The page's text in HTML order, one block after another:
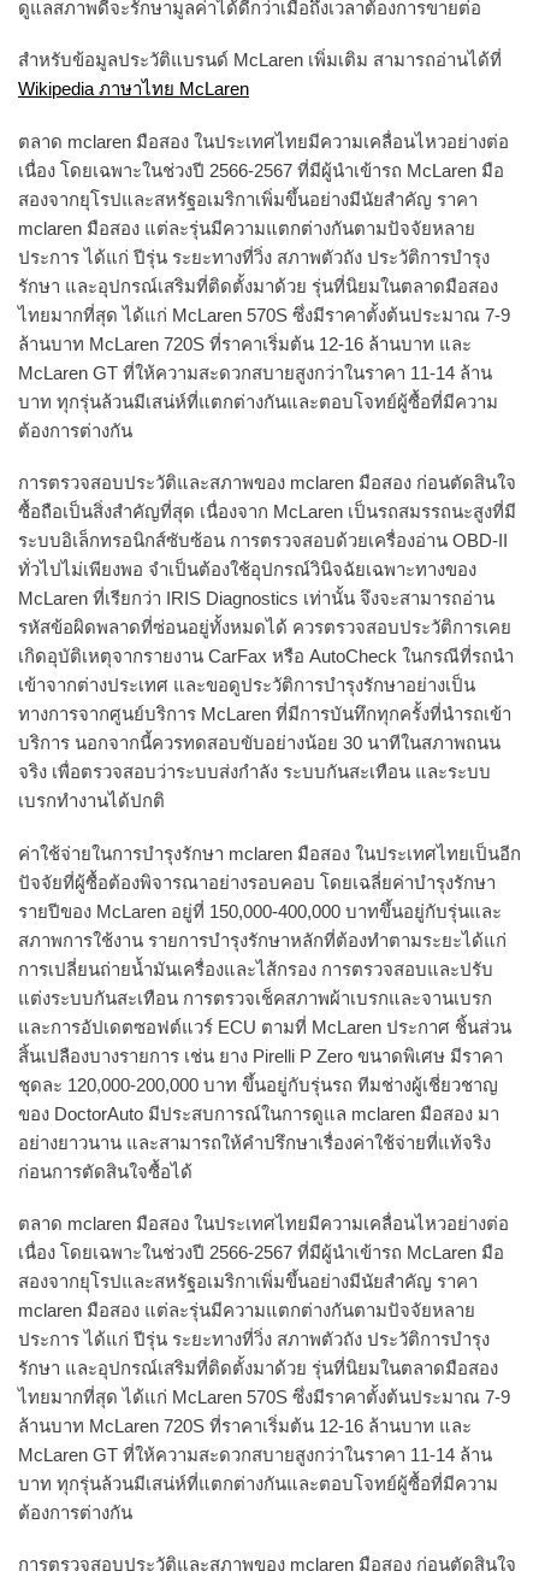
ดูแลสภาพดีจะรักษามูลค่าได้ดีกว่าเมื่อถึงเวลาต้องการขายต่อ
สำหรับข้อมูลประวัติแบรนด์ McLaren เพิ่มเติม สามารถอ่านได้ที่
Wikipedia ภาษาไทย McLaren
ตลาด mclaren มือสอง ในประเทศไทยมีความเคลื่อนไหวอย่างต่อ
เนื่อง โดยเฉพาะในช่วงปี 2566-2567 ที่มีผู้นำเข้ารถ McLaren มือ
สองจากยุโรปและสหรัฐอเมริกาเพิ่มขึ้นอย่างมีนัยสำคัญ ราคา
mclaren มือสอง แต่ละรุ่นมีความแตกต่างกันตามปัจจัยหลาย
ประการ ได้แก่ ปีรุ่น ระยะทางที่วิ่ง สภาพตัวถัง ประวัติการบำรุง
รักษา และอุปกรณ์เสริมที่ติดตั้งมาด้วย รุ่นที่นิยมในตลาดมือสอง
ไทยมากที่สุด ได้แก่ McLaren 570S ซึ่งมีราคาตั้งต้นประมาณ 7-9
ล้านบาท McLaren 720S ที่ราคาเริ่มต้น 12-16 ล้านบาท และ
McLaren GT ที่ให้ความสะดวกสบายสูงกว่าในราคา 11-14 ล้าน
บาท ทุกรุ่นล้วนมีเสน่ห์ที่แตกต่างกันและตอบโจทย์ผู้ซื้อที่มีความ
ต้องการต่างกัน
การตรวจสอบประวัติและสภาพของ mclaren มือสอง ก่อนตัดสินใจ
ซื้อถือเป็นสิ่งสำคัญที่สุด เนื่องจาก McLaren เป็นรถสมรรถนะสูงที่มี
ระบบอิเล็กทรอนิกส์ซับซ้อน การตรวจสอบด้วยเครื่องอ่าน OBD-II
ทั่วไปไม่เพียงพอ จำเป็นต้องใช้อุปกรณ์วินิจฉัยเฉพาะทางของ
McLaren ที่เรียกว่า IRIS Diagnostics เท่านั้น จึงจะสามารถอ่าน
รหัสข้อผิดพลาดที่ซ่อนอยู่ทั้งหมดได้ ควรตรวจสอบประวัติการเคย
เกิดอุบัติเหตุจากรายงาน CarFax หรือ AutoCheck ในกรณีที่รถนำ
เข้าจากต่างประเทศ และขอดูประวัติการบำรุงรักษาอย่างเป็น
ทางการจากศูนย์บริการ McLaren ที่มีการบันทึกทุกครั้งที่นำรถเข้า
บริการ นอกจากนี้ควรทดสอบขับอย่างน้อย 30 นาทีในสภาพถนน
จริง เพื่อตรวจสอบว่าระบบส่งกำลัง ระบบกันสะเทือน และระบบ
เบรกทำงานได้ปกติ
ค่าใช้จ่ายในการบำรุงรักษา mclaren มือสอง ในประเทศไทยเป็นอีก
ปัจจัยที่ผู้ซื้อต้องพิจารณาอย่างรอบคอบ โดยเฉลี่ยค่าบำรุงรักษา
รายปีของ McLaren อยู่ที่ 150,000-400,000 บาทขึ้นอยู่กับรุ่นและ
สภาพการใช้งาน รายการบำรุงรักษาหลักที่ต้องทำตามระยะได้แก่
การเปลี่ยนถ่ายน้ำมันเครื่องและไส้กรอง การตรวจสอบและปรับ
แต่งระบบกันสะเทือน การตรวจเช็คสภาพผ้าเบรกและจานเบรก
และการอัปเดตซอฟต์แวร์ ECU ตามที่ McLaren ประกาศ ชิ้นส่วน
สิ้นเปลืองบางรายการ เช่น ยาง Pirelli P Zero ขนาดพิเศษ มีราคา
ชุดละ 120,000-200,000 บาท ขึ้นอยู่กับรุ่นรถ ทีมช่างผู้เชี่ยวชาญ
ของ DoctorAuto มีประสบการณ์ในการดูแล mclaren มือสอง มา
อย่างยาวนาน และสามารถให้คำปรึกษาเรื่องค่าใช้จ่ายที่แท้จริง
ก่อนการตัดสินใจซื้อได้
ตลาด mclaren มือสอง ในประเทศไทยมีความเคลื่อนไหวอย่างต่อ
เนื่อง โดยเฉพาะในช่วงปี 2566-2567 ที่มีผู้นำเข้ารถ McLaren มือ
สองจากยุโรปและสหรัฐอเมริกาเพิ่มขึ้นอย่างมีนัยสำคัญ ราคา
mclaren มือสอง แต่ละรุ่นมีความแตกต่างกันตามปัจจัยหลาย
ประการ ได้แก่ ปีรุ่น ระยะทางที่วิ่ง สภาพตัวถัง ประวัติการบำรุง
รักษา และอุปกรณ์เสริมที่ติดตั้งมาด้วย รุ่นที่นิยมในตลาดมือสอง
ไทยมากที่สุด ได้แก่ McLaren 570S ซึ่งมีราคาตั้งต้นประมาณ 7-9
ล้านบาท McLaren 720S ที่ราคาเริ่มต้น 12-16 ล้านบาท และ
McLaren GT ที่ให้ความสะดวกสบายสูงกว่าในราคา 11-14 ล้าน
บาท ทุกรุ่นล้วนมีเสน่ห์ที่แตกต่างกันและตอบโจทย์ผู้ซื้อที่มีความ
ต้องการต่างกัน
การตรวจสอบประวัติและสภาพของ mclaren มือสอง ก่อนตัดสินใจ